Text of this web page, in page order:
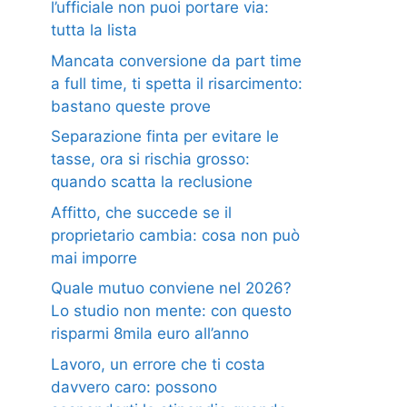
l’ufficiale non puoi portare via:
tutta la lista
Mancata conversione da part time
a full time, ti spetta il risarcimento:
bastano queste prove
Separazione finta per evitare le
tasse, ora si rischia grosso:
quando scatta la reclusione
Affitto, che succede se il
proprietario cambia: cosa non può
mai imporre
Quale mutuo conviene nel 2026?
Lo studio non mente: con questo
risparmi 8mila euro all’anno
Lavoro, un errore che ti costa
davvero caro: possono